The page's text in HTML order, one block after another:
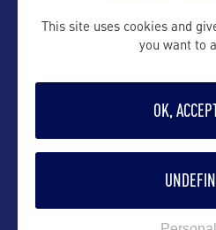
DANS LA
VILLE
This site uses cookies and
you want to
OK,